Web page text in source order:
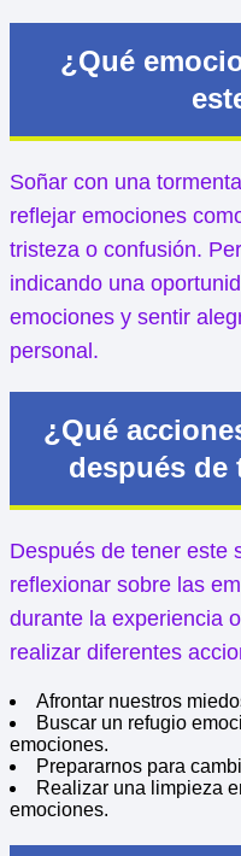
¿Qué
Soñar con una
reflejar emociones
tristeza o confusión.
indicando una
emociones y sentir
personal.
¿Qué
después de
Después de tener este
reflexionar sobre las
durante la experiencia
realizar diferentes
Afrontar nuestros
Buscar un refugio
emociones.
Prepararnos para
Realizar una limpieza
emociones.